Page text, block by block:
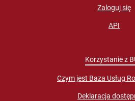
Zaloguj się
API
Korzystanie z
Czym jest Baza Usług
Deklaracja